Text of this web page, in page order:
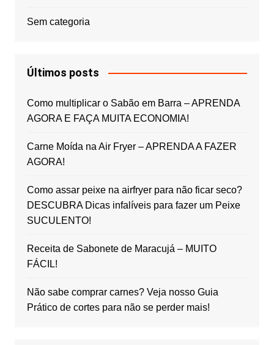
Sem categoria
Últimos posts
Como multiplicar o Sabão em Barra – APRENDA
AGORA E FAÇA MUITA ECONOMIA!
Carne Moída na Air Fryer – APRENDA A FAZER
AGORA!
Como assar peixe na airfryer para não ficar seco?
DESCUBRA Dicas infalíveis para fazer um Peixe
SUCULENTO!
Receita de Sabonete de Maracujá – MUITO
FÁCIL!
Não sabe comprar carnes? Veja nosso Guia
Prático de cortes para não se perder mais!